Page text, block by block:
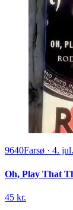
9640Farsø · 4.
Oh, Play That
45 kr.